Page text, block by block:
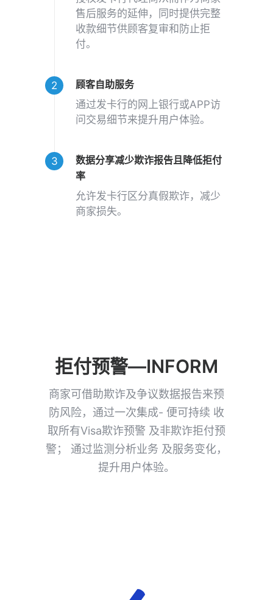
售后服务的延伸，同时提供完整
收款细节供顾客复审和防止拒
付。
顾客自助服务
通过发卡行的网上银行或APP访
问交易细节来提升用户体验。
数据分享减少欺诈报告且降低拒付
率
允许发卡行区分真假欺诈，减少
商家损失。
拒付预警—INFORM
商家可借助欺诈及争议数据报告来预
防风险，通过一次集成- 便可持续 收
取所有Visa欺诈预警 及非欺诈拒付预
警； 通过监测分析业务 及服务变化，
提升用户体验。